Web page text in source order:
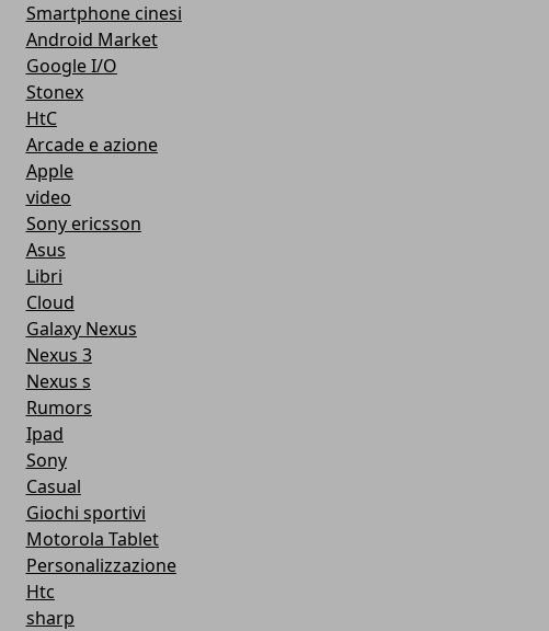
Smartphone cinesi
Android Market
Google I/O
Stonex
HtC
Arcade e azione
Apple
video
Sony ericsson
Asus
Libri
Cloud
Galaxy Nexus
Nexus 3
Nexus s
Rumors
Ipad
Sony
Casual
Giochi sportivi
Motorola Tablet
Personalizzazione
Htc
sharp